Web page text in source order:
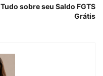
Tudo sobre seu Saldo FGTS
Grátis